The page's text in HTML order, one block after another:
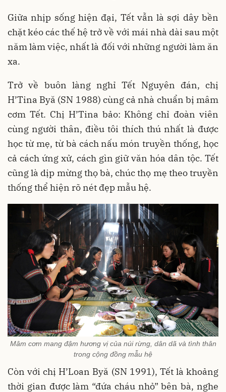
Giữa nhịp sống hiện đại, Tết vẫn là sợi dây bền
chặt kéo các thế hệ trở về với mái nhà dài sau một
năm làm việc, nhất là đối với những người làm ăn
xa.
Trở về buôn làng nghỉ Tết Nguyên đán, chị
H’Tina Byă (SN 1988) cùng cả nhà chuẩn bị mâm
cơm Tết. Chị H’Tina bảo: Không chỉ đoàn viên
cùng người thân, điều tôi thích thú nhất là được
học từ mẹ, từ bà cách nấu món truyền thống, học
cả cách ứng xử, cách gìn giữ văn hóa dân tộc. Tết
cũng là dịp mừng thọ bà, chúc thọ mẹ theo truyền
thống thể hiện rõ nét đẹp mẫu hệ.
Mâm cơm mang đậm hương vị của núi rừng, dân dã và tình thân
trong cộng đồng mẫu hệ
Còn với chị H’Loan Byă (SN 1991), Tết là khoảng
thời gian được làm “đứa cháu nhỏ” bên bà, nghe